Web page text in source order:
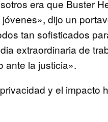
era que Buster
dijo un
tan sofisticados
extraordinaria de
ante la justicia».
y el impacto